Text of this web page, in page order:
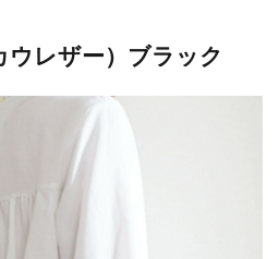
ウレザー）ブラック